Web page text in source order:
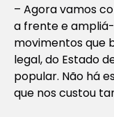
– Agora vamos
a frente e
movimentos que
legal, do Estado
popular. Não há
que nos custou